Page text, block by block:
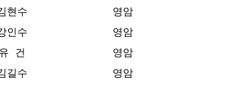
현수
영암
인수
영암
유 건
영암
길수
영암